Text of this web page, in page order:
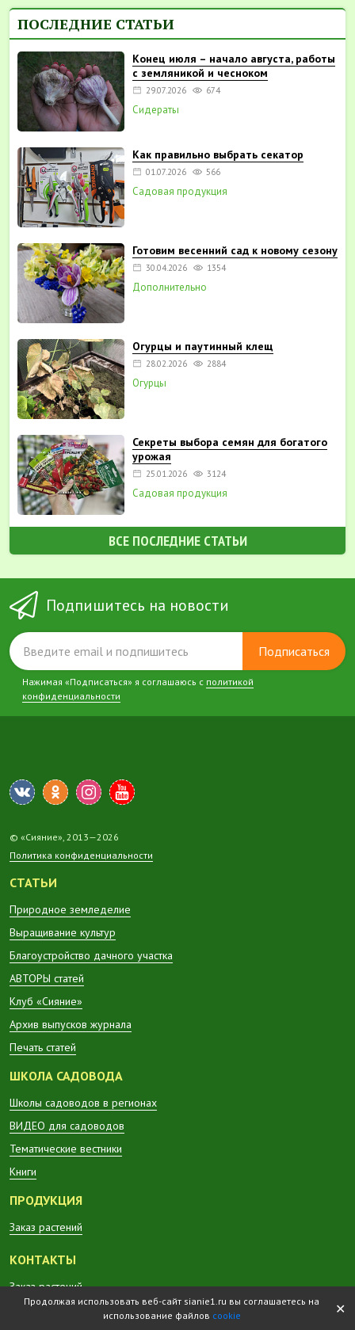
ПОСЛЕДНИЕ СТАТЬИ
Конец июля – начало августа, работы
с земляникой и чесноком
29.07.2026 674
Сидераты
Как правильно выбрать секатор
01.07.2026 566
Садовая продукция
Готовим весенний сад к новому сезону
30.04.2026 1354
Дополнительно
Огурцы и паутинный клещ
28.02.2026 2884
Огурцы
Секреты выбора семян для богатого
урожая
25.01.2026 3124
Садовая продукция
ВСЕ ПОСЛЕДНИЕ СТАТЬИ
Подпишитесь на новости
Подписаться
Нажимая «Подписаться» я соглашаюсь с политикой
конфиденциальности
© «Сияние», 2013—2026
Политика конфиденциальности
СТАТЬИ
Природное земледелие
Выращивание культур
Благоустройство дачного участка
АВТОРЫ статей
Клуб «Сияние»
Архив выпусков журнала
Печать статей
ШКОЛА САДОВОДА
Школы садоводов в регионах
ВИДЕО для садоводов
Тематические вестники
Книги
ПРОДУКЦИЯ
Заказ растений
КОНТАКТЫ
Заказ растений
✕
Продолжая использовать веб-сайт sianie1.ru вы соглашаетесь на
использование файлов cookie